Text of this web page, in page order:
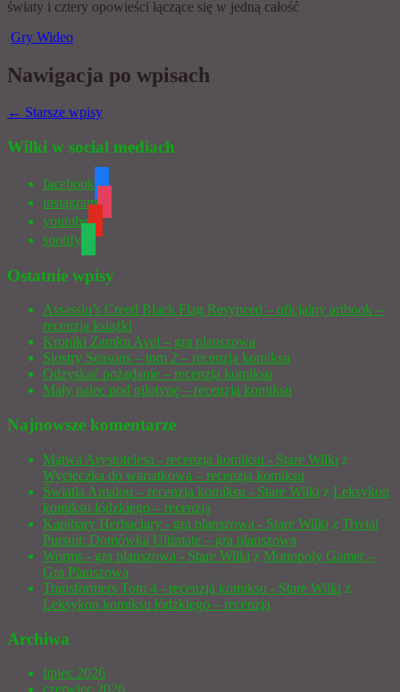
światy i cztery opowieści łączące się w jedną całość
Gry Wideo
Nawigacja po wpisach
← Starsze wpisy
Wilki w social mediach
facebook
instagram
youtube
spotify
Ostatnie wpisy
Assassin’s Creed Black Flag Resynced – oficjalny artbook –
recenzja książki
Kroniki Zamku Avel – gra planszowa
Siostry Seasons – tom 2 – recenzja komiksu
Odzyskać pożądanie – recenzja komiksu
Mały palec pod gilotynę – recenzja komiksu
Najnowsze komentarze
Mątwa Arystotelesa - recenzja komiksu - Stare Wilki z
Wycieczka do wariatkowa – recenzja komiksu
Światła Amalou – recenzja komiksu - Stare Wilki z Leksykon
komiksu łódzkiego – recenzja
Kapibary Herbaciary - gra planszowa - Stare Wilki z Trivial
Pursuit: Domówka Ultimate – gra planszowa
Worms - gra planszowa - Stare Wilki z Monopoly Gamer –
Gra Planszowa
Transformers Tom 4 - recenzja komiksu - Stare Wilki z
Leksykon komiksu łódzkiego – recenzja
Archiwa
lipiec 2026